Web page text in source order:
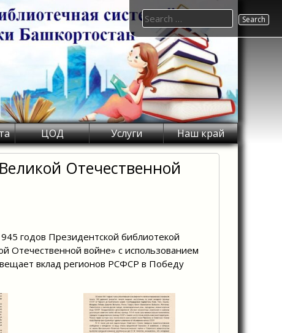
ЦОД Услуги Наш край
Search
for:
Отечественной
годов Президентской библиотекой
Отечественной войне» с использованием
вклад регионов РСФСР в Победу